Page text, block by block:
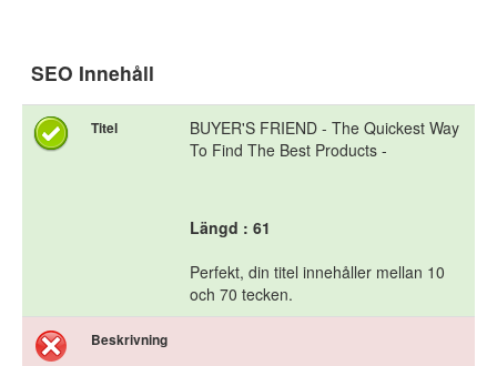
SEO Innehåll
Titel
BUYER'S FRIEND - The Quickest Way
To Find The Best Products -
Längd : 61
Perfekt, din titel innehåller mellan 10
och 70 tecken.
Beskrivning